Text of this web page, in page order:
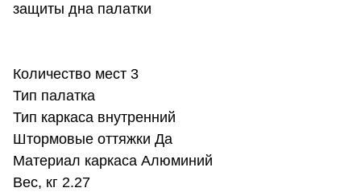
защиты дна палатки
Количество мест 3
Тип палатка
Тип каркаса внутренний
Штормовые оттяжки Да
Материал каркаса Алюминий
Вес, кг 2.27